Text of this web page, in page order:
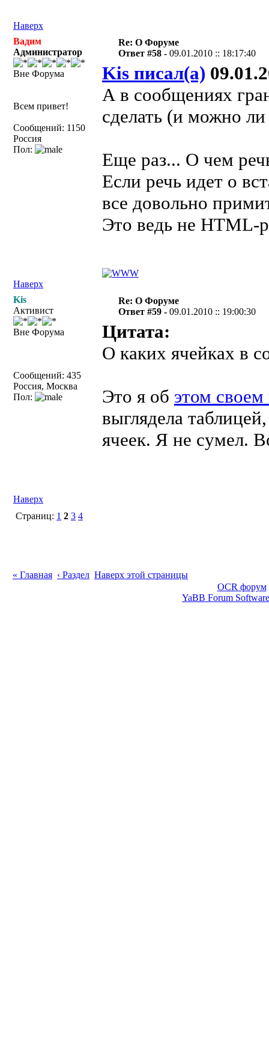
Наверх
Вадим
Администратор
Вне Форума
Всем привет!
Сообщений: 1150
Россия
Пол:
Re: О Форуме
Ответ #58 -09.01.2010 :: 18:17:40
Kis писал(а)
А в сообщениях
сделать (и можно
Еще раз... О чем
Если речь идет о
все довольно
Это ведь не HTML-
Наверх
Kis
Активист
Вне Форума
Сообщений: 435
Россия, Москва
Пол:
Re: О Форуме
Ответ #59 -09.01.2010 :: 19:00:30
Цитата:
О каких ячейках в
Это я об этом своем
выглядела
ячеек. Я не сумел.
Наверх
Страниц: 1 2 3 4
« Главная ‹ Раздел Наверх этой страницы
OCR форум
YaBB Forum Software